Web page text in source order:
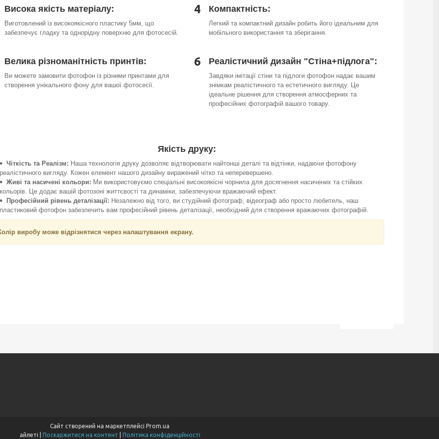
Висока якість матеріалу:
Виготовлений із високоякісного пластику 5мм, що
забезпечує гладку та однорідну поверхню для фотосесій.
4 Компактність:
Легкий та компактний дизайн робить його ідеальним для
мобільного використання та зберігання.
Велика різноманітність принтів:
Ви можете замовити фотофон із різними принтами для
створення унікального фону для вашої фотосесії.
6 Реалістичний дизайн "Стіна+підлога":
Завдяки імітації стіни та підлоги фотофон надає вашим
знімкам реалістичного та естетичного вигляду. Це
ідеальне рішення для створення атмосферних та
професійних фотографій вашого товару.
Якість друку:
Чіткість та Реалізм: Наша технологія друку дозволяє відтворювати найтонші деталі та відтінки, надаючи фотофону
реалістичного вигляду. Кожен елемент нашого дизайну виражений чітко та неперевершено.
Живі та насичені кольори: Ми використовуємо спеціальні високоякісні чорнила для досягнення насичених та стійких
кольорів. Це додає вашій фотозоні життєвості та динаміки, забезпечуючи вражаючий ефект.
Професійний рівень деталізації: Незалежно від того, ви студійний фотограф, відеограф або просто любитель, наш
пластиковий фотофон забезпечить вам професійний рівень деталізації, необхідний для створення вражаючих фотографій.
виробу може відрізнятися через налаштування екрану.
Сайт створений на маркетплейсі Prom.ua
Поскаржитися на контент Політика конфіденційності